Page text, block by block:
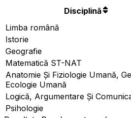
Disciplină
Limba română
Istorie
Geografie
Matematică ST-NAT
Anatomie Și Fiziologie Umană,
Ecologie Umană
Logică, Argumentare Și
Psihologie